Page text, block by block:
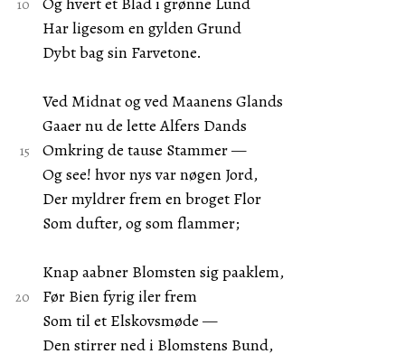
Har ligesom en gylden Grund
Dybt bag sin Farvetone.
Ved Midnat og ved Maanens Glands
Gaaer nu de lette Alfers Dands
Omkring de tause Stammer —
Og see! hvor nys var nøgen Jord,
Der myldrer frem en broget Flor
Som dufter, og som flammer;
Knap aabner Blomsten sig paaklem,
Før Bien fyrig iler frem
Som til et Elskovsmøde —
Den stirrer ned i Blomstens Bund,